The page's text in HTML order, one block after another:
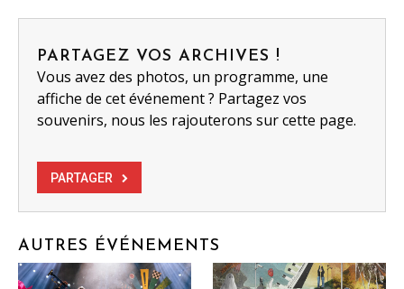
PARTAGEZ VOS ARCHIVES !
Vous avez des photos, un programme, une
affiche de cet événement ? Partagez vos
souvenirs, nous les rajouterons sur cette page.
PARTAGER
AUTRES ÉVÉNEMENTS